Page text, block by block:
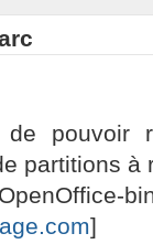
de pouvoir
partitions à
]